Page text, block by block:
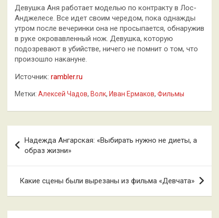
Девушка Аня работает моделью по контракту в Лос-
Анджелесе. Все идет своим чередом, пока однажды
утром после вечеринки она не просыпается, обнаружив
в руке окровавленный нож. Девушка, которую
подозревают в убийстве, ничего не помнит о том, что
произошло накануне.
Источник: rambler.ru
Метки: Алексей Чадов, Волк, Иван Ермаков, Фильмы
по
записям
Надежда Ангарская: «Выбирать нужно не диеты, а
образ жизни»
Какие сцены были вырезаны из фильма «Девчата»